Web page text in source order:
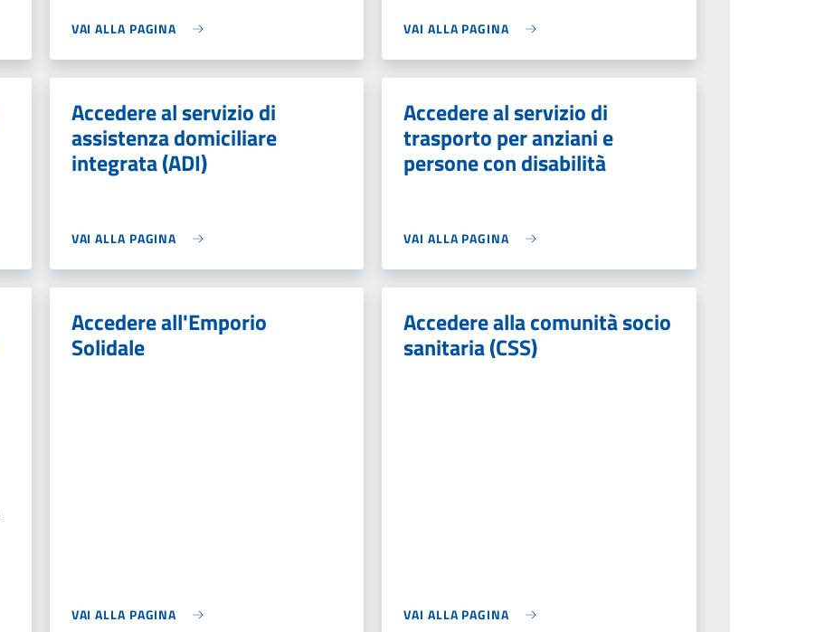
VAI ALLA PAGINA VAI ALLA PAGINA
Accedere al servizio di
assistenza domiciliare
integrata (ADI)
VAI ALLA PAGINA
Accedere al servizio di
trasporto per anziani e
persone con disabilità
VAI ALLA PAGINA
Accedere all'Emporio
Solidale
VAI ALLA PAGINA
Accedere alla comunità socio
sanitaria (CSS)
VAI ALLA PAGINA